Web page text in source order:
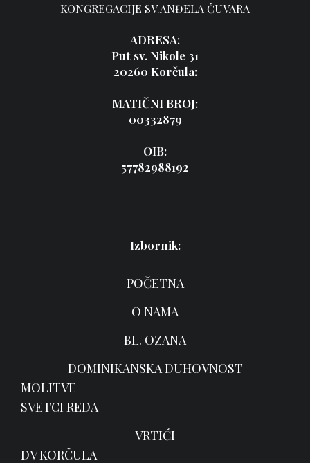
KONGREGACIJE SV.ANĐELA ČUVARA
ADRESA:
Put sv. Nikole 31
20260 Korčula:
MATIČNI BROJ:
00332879
OIB:
57782988192
Izbornik:
POČETNA
O NAMA
BL. OZANA
DOMINIKANSKA DUHOVNOST
MOLITVE
SVETCI REDA
VRTIĆI
DV KORČULA